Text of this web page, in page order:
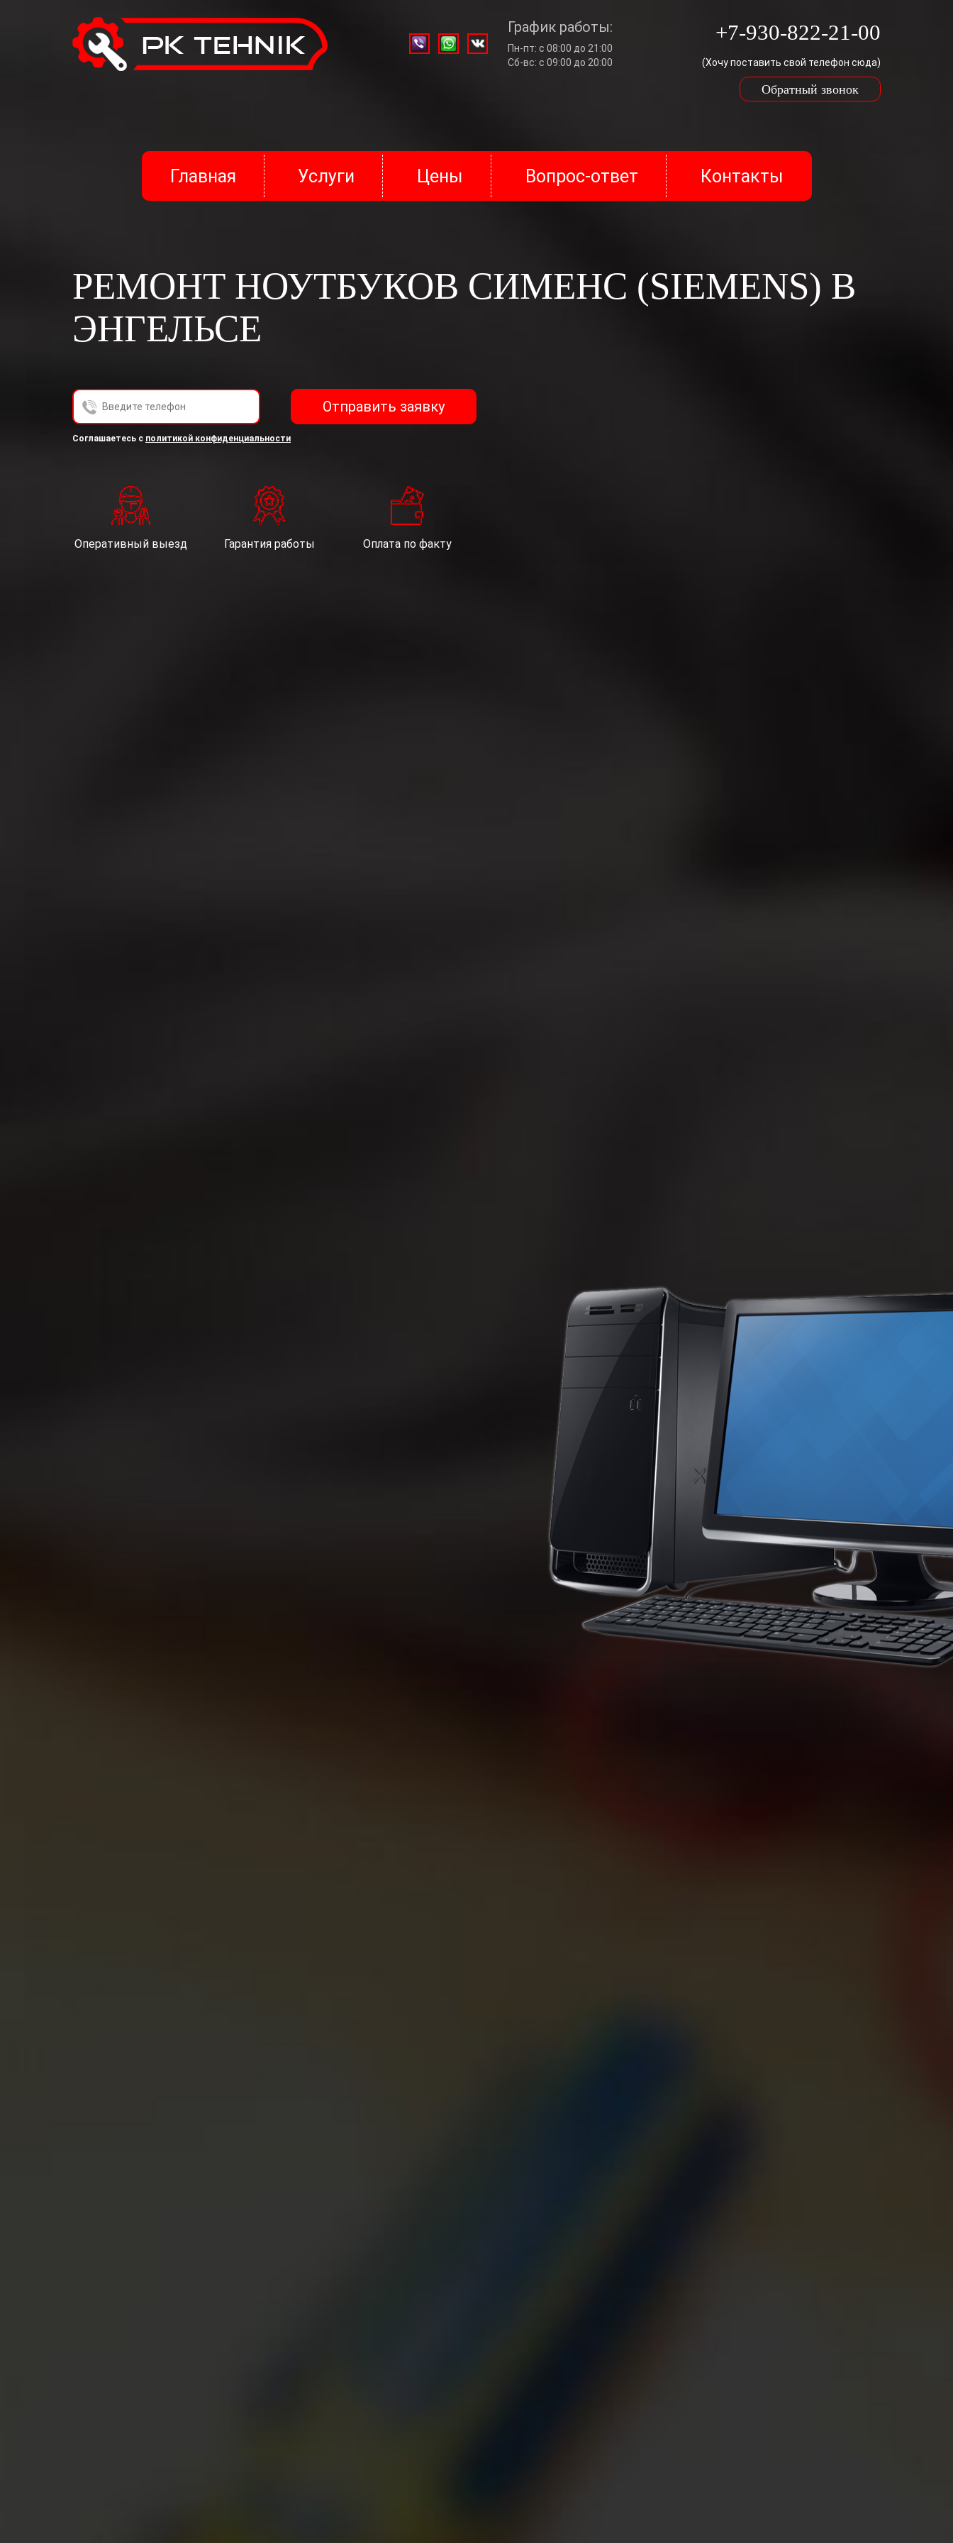
График работы:
Пн-пт: с 08:00 до 21:00
Сб-вс: с 09:00 до 20:00
+7-930-822-21-00
(Хочу поставить свой телефон сюда)
Обратный звонок
Главная Услуги Цены Вопрос-ответ Контакты
РЕМОНТ НОУТБУКОВ СИМЕНС (SIEMENS) В
ЭНГЕЛЬСЕ
Соглашаетесь с политикой конфиденциальности
Отправить заявку
Оперативный выезд Гарантия работы Оплата по факту
Вызвать мастера
admin@pk-tehnik.ru
Телефон:+7-930-822-21-00
Или оставьте свои контакты.
Соглашение об обработке персональных данных
Данное соглашение об обработке персональных данных разработано в соответствии с законодательством Российской Федерации.
Все лица заполнившие сведения, составляющие персональные данные на данном сайте, а также разместившие иную информацию обозначенными
общая информация (Имя, телефон и адрес электронной почты); посетители сайта направляют свои персональные данные для получения услуг расчёта
стоимости заказа.
Гражданин, принимая настоящее Соглашение, выражают свою заинтересованность и полное согласие, что обработка их персональных данных может
включать в себя следующие действия: сбор, систематизацию, накопление, хранение, уточнение (обновление, изменение), использование, уничтожение.
Гражданин гарантирует: информация, им предоставленная, является полной, точной и достоверной; при предоставлении информации не нарушается
Федеральный закон «О персональных данных» (№ 152-ФЗ).